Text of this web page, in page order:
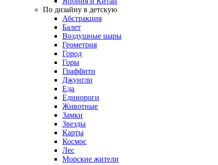
По дизайну в детскую
Абстракция
Балет
Воздушные шары
Геометрия
Город
Горы
Граффити
Джунгли
Еда
Единороги
Животные
Замки
Звезды
Карты
Космос
Лес
Морские жители